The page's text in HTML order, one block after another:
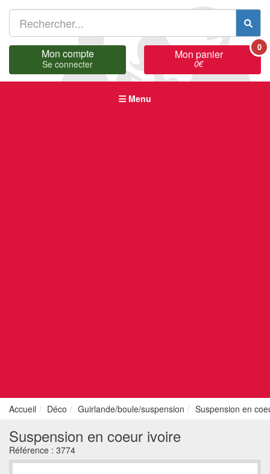
Mon compte
Se connecter
Mon panier
0€
0
Menu
Accueil Déco Guirlande/boule/suspension Suspension en
Suspension en coeur ivoire
Référence : 3774